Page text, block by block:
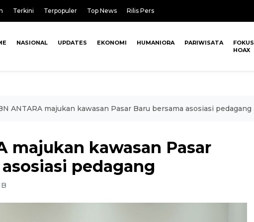
Terkini Terpopuler Top News Rilis Pers
NASIONAL UPDATES EKONOMI HUMANIORA PARIWISATA
FOKUS
HOAX
ANTARA majukan kawasan Pasar Baru bersama asosiasi pedagang
majukan kawasan Pasar
pedagang